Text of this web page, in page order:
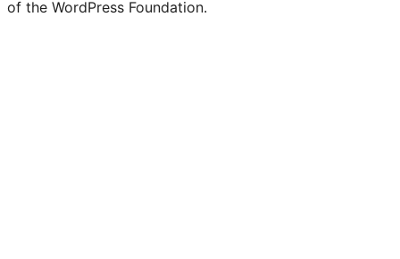
of the WordPress Foundation.